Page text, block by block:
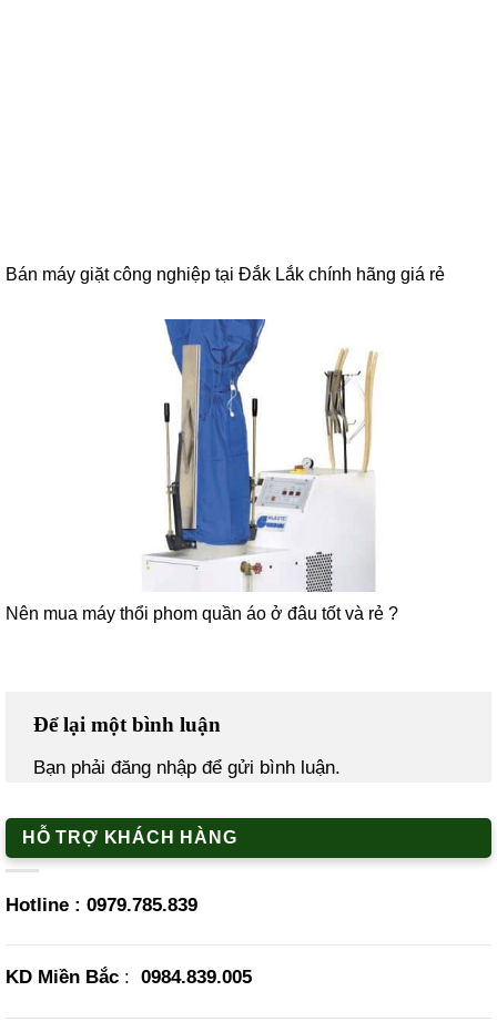
Bán máy giặt công nghiệp tại Đắk Lắk chính hãng giá rẻ
Nên mua máy thổi phom quần áo ở đâu tốt và rẻ ?
Để lại một bình luận
Bạn phải đăng nhập để gửi bình luận.
HỖ TRỢ KHÁCH HÀNG
Hotline : 0979.785.839
KD Miền Bắc : 0984.839.005